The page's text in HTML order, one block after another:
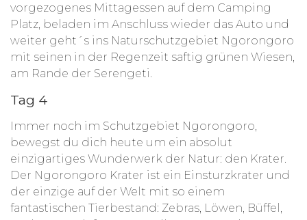
vorgezogenes Mittagessen auf dem Camping
Platz, beladen im Anschluss wieder das Auto und
weiter geht´s ins Naturschutzgebiet Ngorongoro
mit seinen in der Regenzeit saftig grünen Wiesen,
am Rande der Serengeti.
Tag 4
Immer noch im Schutzgebiet Ngorongoro,
bewegst du dich heute um ein absolut
einzigartiges Wunderwerk der Natur: den Krater.
Der Ngorongoro Krater ist ein Einsturzkrater und
der einzige auf der Welt mit so einem
fantastischen Tierbestand: Zebras, Löwen, Büffel,